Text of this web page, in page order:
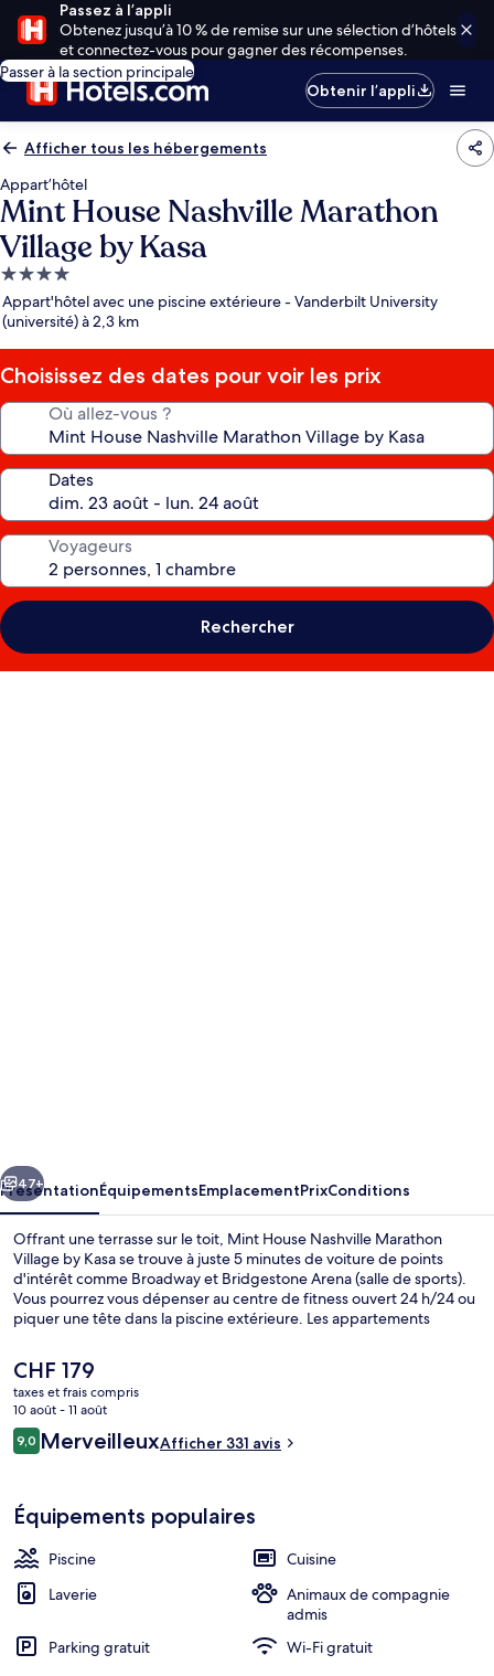
Passez à l’appli
Obtenez jusqu’à 10 % de remise sur une sélection d’hôtels
et connectez-vous pour gagner des récompenses.
Passer à la section principale
Obtenir l’appli
Afficher tous les hébergements
Appart’hôtel
Mint House Nashville Marathon
Village by Kasa
Hébergement
4.0 étoiles
Appart'hôtel avec une piscine extérieure - Vanderbilt University
(université) à 2,3 km
Choisissez des dates pour voir les prix
Où allez-vous ?
Dates
Voyageurs
Rechercher
Village
by
Kasa
Suivant
47+
PrésentationÉquipementsEmplacementPrixConditions
Offrant une terrasse sur le toit, Mint House Nashville Marathon
Village by Kasa se trouve à juste 5 minutes de voiture de points
d'intérêt comme Broadway et Bridgestone Arena (salle de sports).
Vous pourrez vous dépenser au centre de fitness ouvert 24 h/24 ou
piquer une tête dans la piscine extérieure. Les appartements
une télévision à écran plat et l'accès Wi-Fi à Internet gratuit.
Le
prix
actuel
est
de
CHF 179
taxes et frais compris
10 août - 11 août
Avis
voyageurs
9,09,0 sur 10
MerveilleuxAfficher 331 avis
Équipements populaires
Piscine
Cuisine
Laverie
Animaux de compagnie
admis
Parking gratuit
Wi-Fi gratuit